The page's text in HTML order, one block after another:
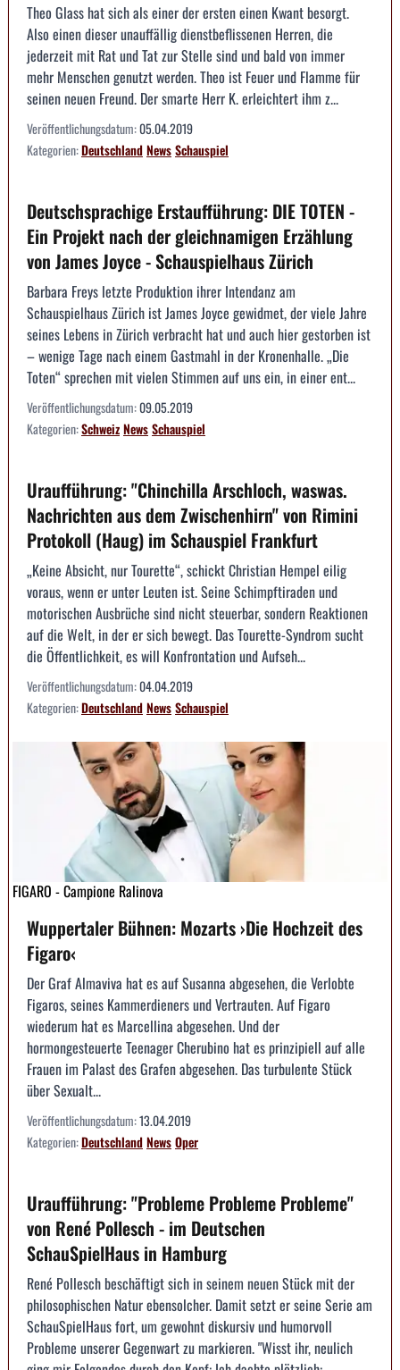
Theo Glass hat sich als einer der ersten einen Kwant besorgt.
Also einen dieser unauffällig dienstbeflissenen Herren, die
jederzeit mit Rat und Tat zur Stelle sind und bald von immer
mehr Menschen genutzt werden. Theo ist Feuer und Flamme für
seinen neuen Freund. Der smarte Herr K. erleichtert ihm z...
Veröffentlichungsdatum:05.04.2019
Kategorien:DeutschlandNewsSchauspiel
Deutschsprachige Erstaufführung: DIE TOTEN -
Ein Projekt nach der gleichnamigen Erzählung
von James Joyce - Schauspielhaus Zürich
Barbara Freys letzte Produktion ihrer Intendanz am
Schauspielhaus Zürich ist James Joyce gewidmet, der viele Jahre
seines Lebens in Zürich verbracht hat und auch hier gestorben ist
– wenige Tage nach einem Gastmahl in der Kronenhalle. „Die
Toten“ sprechen mit vielen Stimmen auf uns ein, in einer ent...
Veröffentlichungsdatum:09.05.2019
Kategorien:SchweizNewsSchauspiel
Uraufführung: "Chinchilla Arschloch, waswas.
Nachrichten aus dem Zwischenhirn" von Rimini
Protokoll (Haug) im Schauspiel Frankfurt
„Keine Absicht, nur Tourette“, schickt Christian Hempel eilig
voraus, wenn er unter Leuten ist. Seine Schimpftiraden und
motorischen Ausbrüche sind nicht steuerbar, sondern Reaktionen
auf die Welt, in der er sich bewegt. Das Tourette-Syndrom sucht
die Öffentlichkeit, es will Konfrontation und Aufseh...
Veröffentlichungsdatum:04.04.2019
Kategorien:DeutschlandNewsSchauspiel
FIGARO - Campione Ralinova
Wuppertaler Bühnen: Mozarts ›Die Hochzeit des
Figaro‹
Der Graf Almaviva hat es auf Susanna abgesehen, die Verlobte
Figaros, seines Kammerdieners und Vertrauten. Auf Figaro
wiederum hat es Marcellina abgesehen. Und der
hormongesteuerte Teenager Cherubino hat es prinzipiell auf alle
Frauen im Palast des Grafen abgesehen. Das turbulente Stück
über Sexualt...
Veröffentlichungsdatum:13.04.2019
Kategorien:DeutschlandNewsOper
Uraufführung: "Probleme Probleme Probleme"
von René Pollesch - im Deutschen
SchauSpielHaus in Hamburg
René Pollesch beschäftigt sich in seinem neuen Stück mit der
philosophischen Natur ebensolcher. Damit setzt er seine Serie am
SchauSpielHaus fort, um gewohnt diskursiv und humorvoll
Probleme unserer Gegenwart zu markieren. "Wisst ihr, neulich